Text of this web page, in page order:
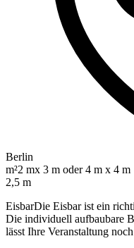
Berlin
m²2 mx 3 m oder 4 m x 4 m
2,5 m
EisbarDie Eisbar ist ein
Die individuell aufbaubare
lässt Ihre Veranstaltung